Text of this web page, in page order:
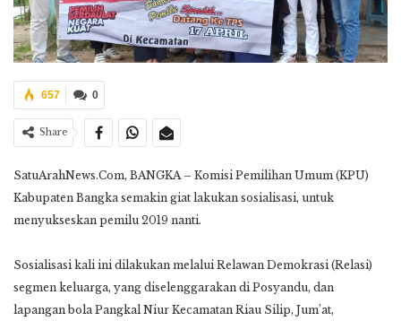
0
657
Share
SatuArahNews.Com, BANGKA – Komisi Pemilihan Umum (KPU)
Kabupaten Bangka semakin giat lakukan sosialisasi, untuk
menyukseskan pemilu 2019 nanti.
Sosialisasi kali ini dilakukan melalui Relawan Demokrasi (Relasi)
segmen keluarga, yang diselenggarakan di Posyandu, dan
lapangan bola Pangkal Niur Kecamatan Riau Silip, Jum’at,